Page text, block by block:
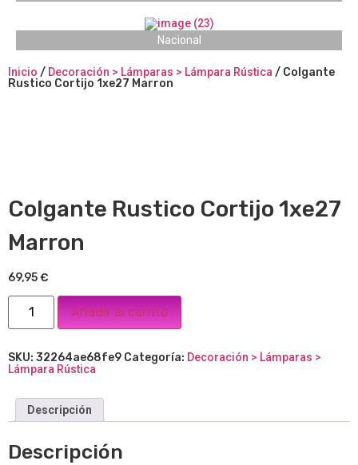
Nacional
Inicio / Decoración > Lámparas > Lámpara Rústica/ Colgante
Rustico Cortijo 1xe27 Marron
Colgante Rustico Cortijo 1xe27
Marron
69,95€
Añadir al carrito
SKU: 32264ae68fe9 Categoría: Decoración > Lámparas >
Lámpara Rústica
Descripción
Descripción